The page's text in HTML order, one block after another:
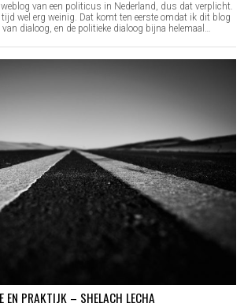
van een politicus in Nederland, dus dat verplicht.
wel erg weinig. Dat komt ten eerste omdat ik dit blog
dialoog, en de politieke dialoog bijna helemaal…
EN PRAKTIJK – SHELACH LECHA